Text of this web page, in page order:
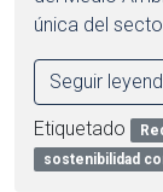
única del
Seguir
Etiquetado
sostenibilidad